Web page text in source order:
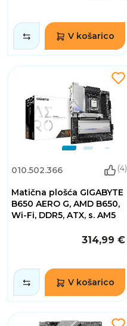
V košarico
010.502.366 (4)
Matična plošća GIGABYTE
B650 AERO G, AMD B650,
Wi-Fi, DDR5, ATX, s. AM5
314,99 €
V košarico